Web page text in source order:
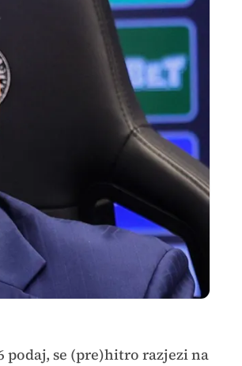
podaj, se (pre)hitro razjezi na